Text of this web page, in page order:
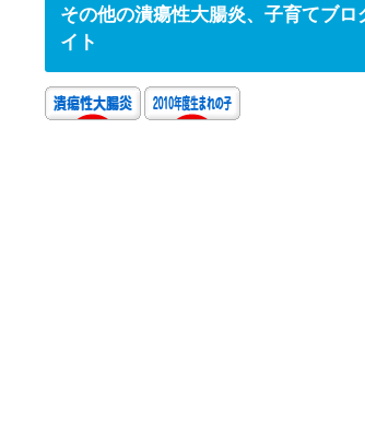
その他の潰瘍性大腸炎、子育てブロ
イト